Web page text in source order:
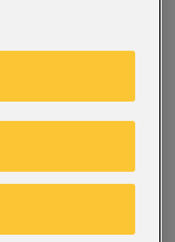
die
heutige
Duschen
konnte.
ist im Café